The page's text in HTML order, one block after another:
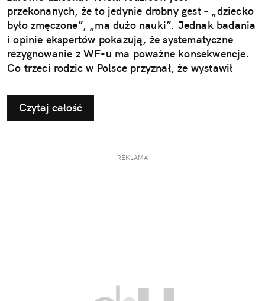
przekonanych, że to jedynie drobny gest – „dziecko
było zmęczone”, „ma dużo nauki”. Jednak badania
i opinie ekspertów pokazują, że systematyczne
rezygnowanie z WF-u ma poważne konsekwencje.
Co trzeci rodzic w Polsce przyznał, że wystawił
ruchowych. Ta pozornie niewinna decyzja w
dłuższej perspektywie odbiera najmłodszym szansę
na prawidłowy rozwój i budowanie odporności, a
ujawniają się dopiero w dorosłym życiu.
Czytaj całość
REKLAMA